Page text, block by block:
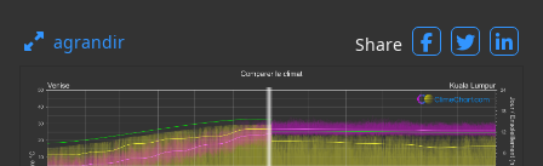
agrandir Share